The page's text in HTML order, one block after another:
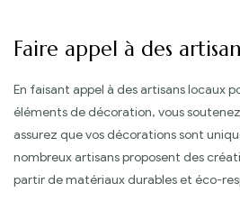
Faire appel à des
En faisant appel à des artisans locaux
éléments de décoration, vous
assurez que vos décorations sont
nombreux artisans proposent des
partir de matériaux durables et éco-